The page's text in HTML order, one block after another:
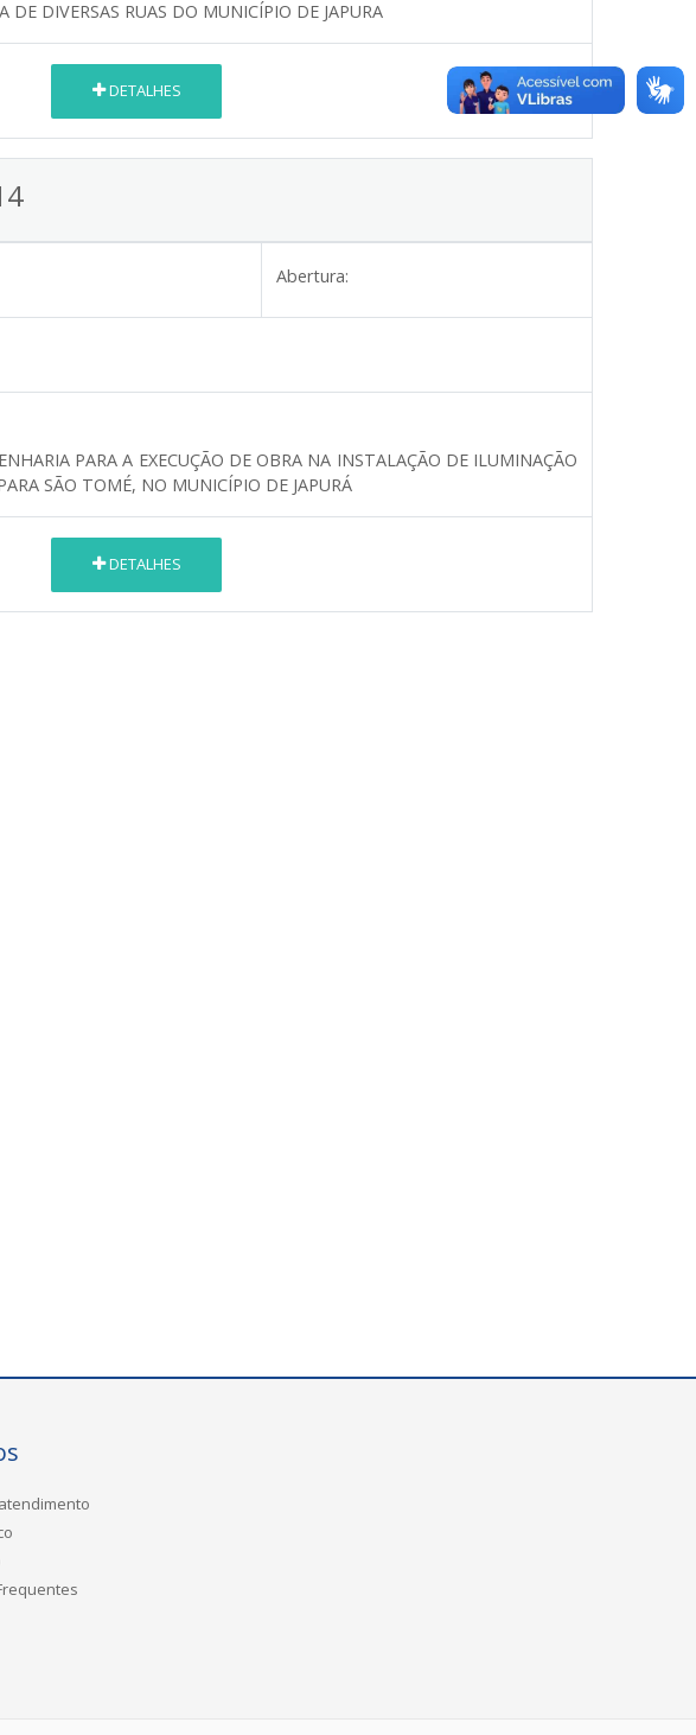
DIVERSAS RUAS DO MUNICÍPIO DE JAPURA
DETALHES
Abertura:
PARA A EXECUÇÃO DE OBRA NA INSTALAÇÃO DE ILUMINAÇÃO
SÃO TOMÉ, NO MUNICÍPIO DE JAPURÁ
DETALHES